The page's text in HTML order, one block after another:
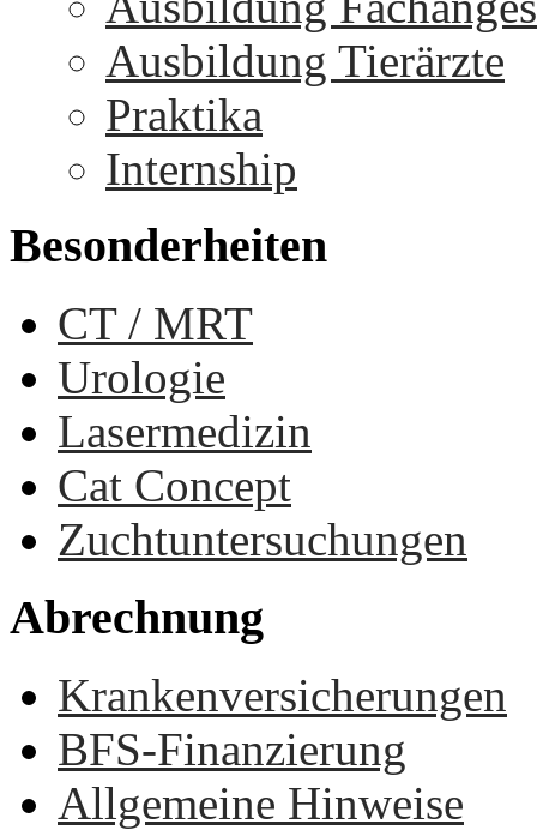
Ausbildung Tierärzte
Praktika
Internship
Besonderheiten
CT / MRT
Urologie
Lasermedizin
Cat Concept
Zuchtuntersuchungen
Abrechnung
Krankenversicherungen
BFS-Finanzierung
Allgemeine Hinweise